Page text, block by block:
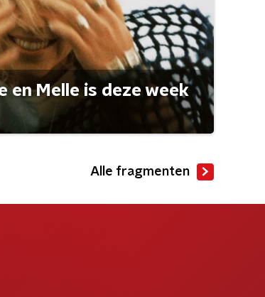
en Melle is deze week
Alle fragmenten